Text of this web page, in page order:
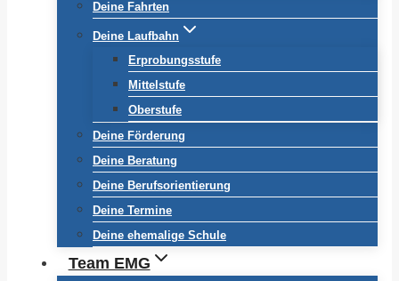
Deine Fahrten
Deine Laufbahn
Erprobungsstufe
Mittelstufe
Oberstufe
Deine Förderung
Deine Beratung
Deine Berufsorientierung
Deine Termine
Deine ehemalige Schule
Team EMG